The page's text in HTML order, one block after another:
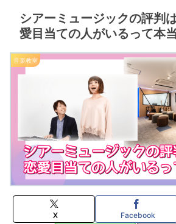
シアーミュージックの評判
愛目当ての人がいるって本
音楽教室
X Facebook